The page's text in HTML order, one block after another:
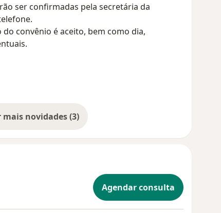
ser confirmadas pela secretária da
convênio é aceito, bem como dia,
mensagem pelo chat do doctoralia ou
Mostrar mais novidades (3)
Agendar consulta